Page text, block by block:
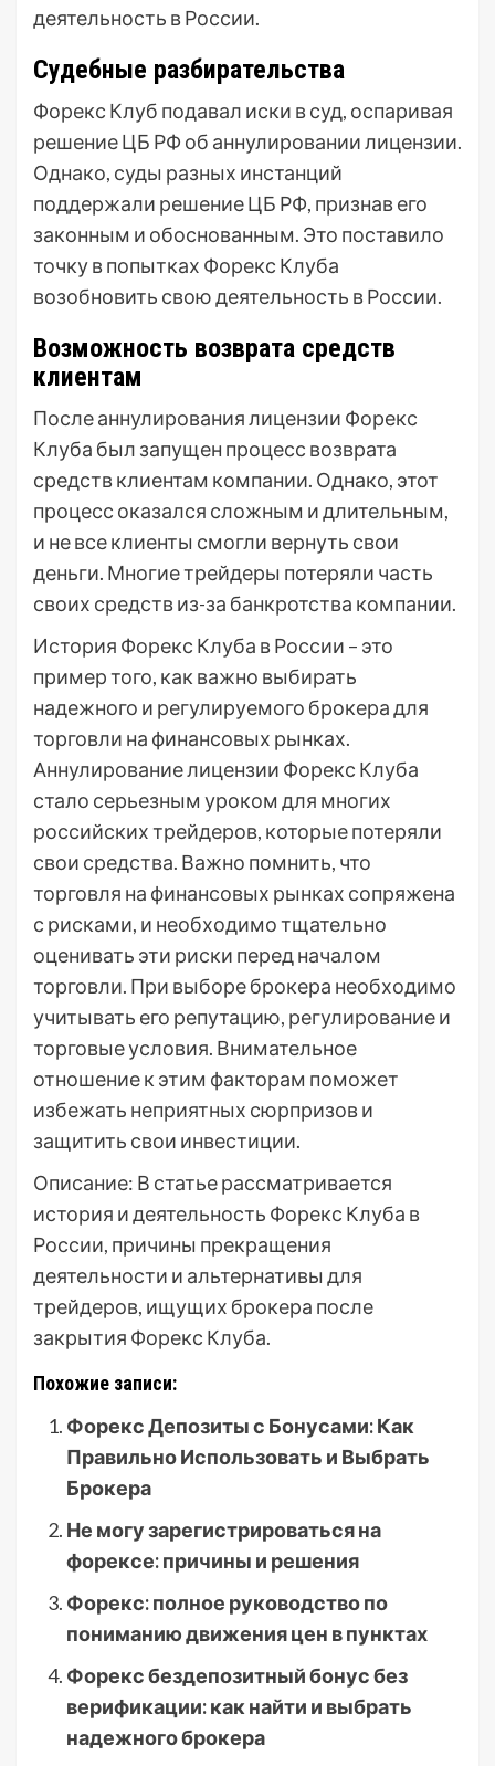
деятельность в России.
Судебные разбирательства
Форекс Клуб подавал иски в суд, оспаривая
решение ЦБ РФ об аннулировании лицензии.
Однако, суды разных инстанций
поддержали решение ЦБ РФ, признав его
законным и обоснованным. Это поставило
точку в попытках Форекс Клуба
возобновить свою деятельность в России.
Возможность возврата средств
клиентам
После аннулирования лицензии Форекс
Клуба был запущен процесс возврата
средств клиентам компании. Однако, этот
процесс оказался сложным и длительным,
и не все клиенты смогли вернуть свои
деньги. Многие трейдеры потеряли часть
своих средств из-за банкротства компании.
История Форекс Клуба в России – это
пример того, как важно выбирать
надежного и регулируемого брокера для
торговли на финансовых рынках.
Аннулирование лицензии Форекс Клуба
стало серьезным уроком для многих
российских трейдеров, которые потеряли
свои средства. Важно помнить, что
торговля на финансовых рынках сопряжена
с рисками, и необходимо тщательно
оценивать эти риски перед началом
торговли. При выборе брокера необходимо
учитывать его репутацию, регулирование и
торговые условия. Внимательное
отношение к этим факторам поможет
избежать неприятных сюрпризов и
защитить свои инвестиции.
Описание: В статье рассматривается
история и деятельность Форекс Клуба в
России, причины прекращения
деятельности и альтернативы для
трейдеров, ищущих брокера после
закрытия Форекс Клуба.
Похожие записи:
Форекс Депозиты с Бонусами: Как
Правильно Использовать и Выбрать
Брокера
Не могу зарегистрироваться на
форексе: причины и решения
Форекс: полное руководство по
пониманию движения цен в пунктах
Форекс бездепозитный бонус без
верификации: как найти и выбрать
надежного брокера